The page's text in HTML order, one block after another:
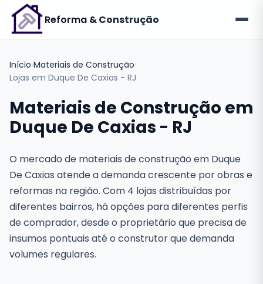
Reforma & Construção
Início›Materiais de Construção›
Lojas em Duque De Caxias - RJ
Materiais de Construção em
Duque De Caxias - RJ
O mercado de materiais de construção em Duque
De Caxias atende a demanda crescente por obras e
reformas na região. Com 4 lojas distribuídas por
diferentes bairros, há opções para diferentes perfis
de comprador, desde o proprietário que precisa de
insumos pontuais até o construtor que demanda
volumes regulares.